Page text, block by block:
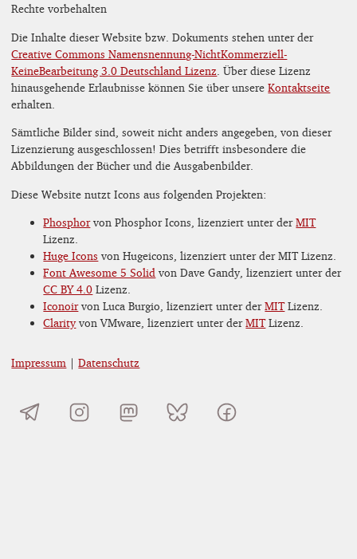
Rechte vorbehalten
Die Inhalte dieser Website bzw. Dokuments stehen unter der
Creative Commons Namensnennung-NichtKommerziell-
KeineBearbeitung 3.0 Deutschland Lizenz . Über diese Lizenz
hinausgehende Erlaubnisse können Sie über unsereKontaktseite
erhalten.
Sämtliche Bilder sind, soweit nicht anders angegeben, von dieser
Lizenzierung ausgeschlossen! Dies betrifft insbesondere die
Abbildungen der Bücher und die Ausgabenbilder.
Diese Website nutzt Icons aus folgenden Projekten:
Phosphorvon Phosphor Icons, lizenziert unter derMIT
Lizenz.
Huge Icons von Hugeicons, lizenziert unter der MIT Lizenz.
Font Awesome 5 Solid von Dave Gandy, lizenziert unter der
CC BY 4.0 Lizenz.
Iconoirvon Luca Burgio, lizenziert unter derMITLizenz.
Clarityvon VMware, lizenziert unter derMITLizenz.
Impressum |Datenschutz